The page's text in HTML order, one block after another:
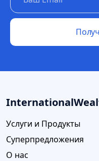
Услуги и Продукты
Суперпредложения
О нас